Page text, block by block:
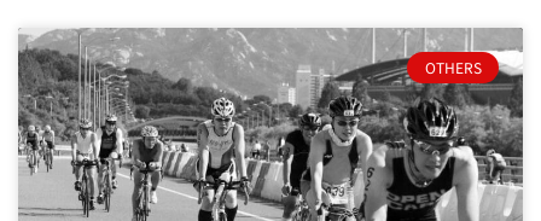
OTHERS